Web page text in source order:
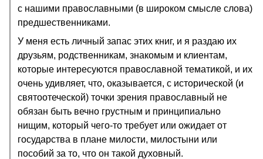
с нашими православными (в широком смысле слова)
предшественниками.
У меня есть личный запас этих книг, и я раздаю их
друзьям, родственникам, знакомым и клиентам,
которые интересуются православной тематикой, и их
очень удивляет, что, оказывается, с исторической (и
святоотеческой) точки зрения православный не
обязан быть вечно грустным и принципиально
нищим, который чего-то требует или ожидает от
государства в плане милости, милостыни или
пособий за то, что он такой духовный.